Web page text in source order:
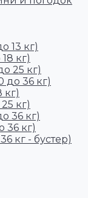
13 кг)
кг)
25 кг)
до 36 кг)
кг)
кг)
36 кг)
36 кг)
кг - бустер)